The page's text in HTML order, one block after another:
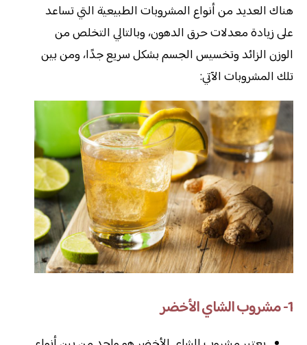
هناك العديد من أنواع المشروبات الطبيعية التي تساعد
على زيادة معدلات حرق الدهون، وبالتالي التخلص من
الوزن الزائد وتخسيس الجسم بشكل سريع جدًا، ومن بين
تلك المشروبات الآتي:
1- مشروب الشاي الأخضر